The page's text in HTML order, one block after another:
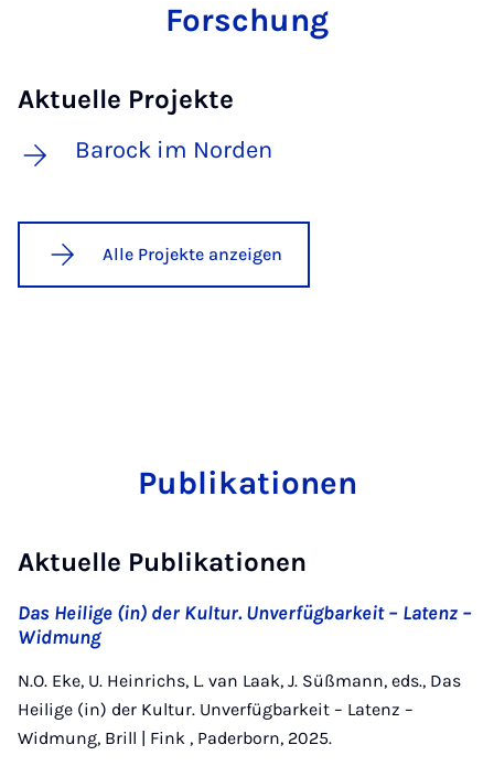
Forschung
Aktuelle Projekte
Barock im Norden
Alle Projekte anzeigen
Publikationen
Aktuelle Publikationen
Das Heilige (in) der Kultur. Unverfügbarkeit – Latenz –
Widmung
N.O. Eke, U. Heinrichs, L. van Laak, J. Süßmann, eds., Das
Heilige (in) der Kultur. Unverfügbarkeit – Latenz –
Widmung, Brill | Fink , Paderborn, 2025.